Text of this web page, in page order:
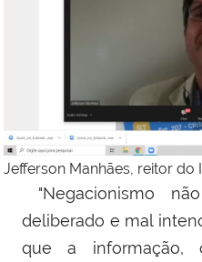
Jefferson Manhães, reitor do
"Negacionismo
deliberado e mal
que a